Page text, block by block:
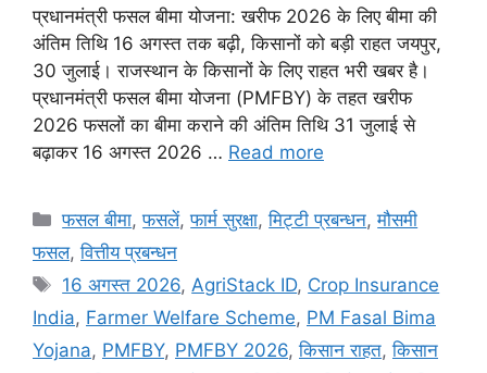
प्रधानमंत्री फसल बीमा योजना: खरीफ 2026 के लिए बीमा की
अंतिम तिथि 16 अगस्त तक बढ़ी, किसानों को बड़ी राहत जयपुर,
30 जुलाई। राजस्थान के किसानों के लिए राहत भरी खबर है।
प्रधानमंत्री फसल बीमा योजना (PMFBY) के तहत खरीफ
2026 फसलों का बीमा कराने की अंतिम तिथि 31 जुलाई से
बढ़ाकर 16 अगस्त 2026 … Read more
फसल बीमा,फसलें,फार्म सुरक्षा,मि‌ट्टी प्रबन्धन,मौसमी
फसल,वित्तीय प्रबन्धन
16 अगस्त 2026,AgriStack ID, Crop Insurance
India, Farmer Welfare Scheme, PM Fasal Bima
Yojana, PMFBY, PMFBY 2026,किसान राहत,किसान